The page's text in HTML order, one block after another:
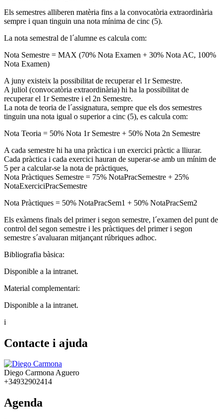
Els semestres alliberen matèria fins a la convocatòria extraordinària
sempre i quan tinguin una nota mínima de cinc (5).
La nota semestral de l´alumne es calcula com:
Nota Semestre = MAX (70% Nota Examen + 30% Nota AC, 100%
Nota Examen)
A juny existeix la possibilitat de recuperar el 1r Semestre.
A juliol (convocatòria extraordinària) hi ha la possibilitat de
recuperar el 1r Semestre i el 2n Semestre.
La nota de teoria de l´assignatura, sempre que els dos semestres
tinguin una nota igual o superior a cinc (5), es calcula com:
Nota Teoria = 50% Nota 1r Semestre + 50% Nota 2n Semestre
A cada semestre hi ha una pràctica i un exercici pràctic a lliurar.
Cada pràctica i cada exercici hauran de superar-se amb un mínim de
5 per a calcular-se la nota de pràctiques,
Nota Pràctiques Semestre = 75% NotaPracSemestre + 25%
NotaExerciciPracSemestre
Nota Pràctiques = 50% NotaPracSem1 + 50% NotaPracSem2
Els exàmens finals del primer i segon semestre, l´examen del punt de
control del segon semestre i les pràctiques del primer i segon
semestre s´avaluaran mitjançant rúbriques adhoc.
Bibliografia bàsica:
Disponible a la intranet.
Material complementari:
Disponible a la intranet.
i
Contacte i ajuda
Diego Carmona Aguero
+34932902414
Agenda